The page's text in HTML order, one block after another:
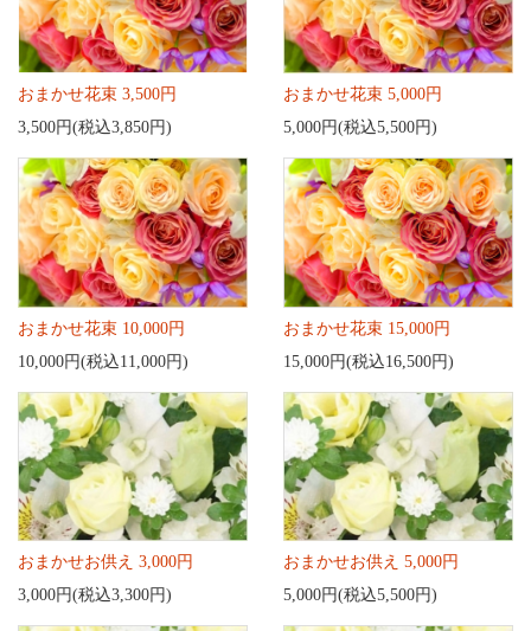
おまかせ花束 3,500円
3,500円(税込3,850円)
おまかせ花束 5,000円
5,000円(税込5,500円)
おまかせ花束 10,000円
10,000円(税込11,000円)
おまかせ花束 15,000円
15,000円(税込16,500円)
おまかせお供え 3,000円
3,000円(税込3,300円)
おまかせお供え 5,000円
5,000円(税込5,500円)